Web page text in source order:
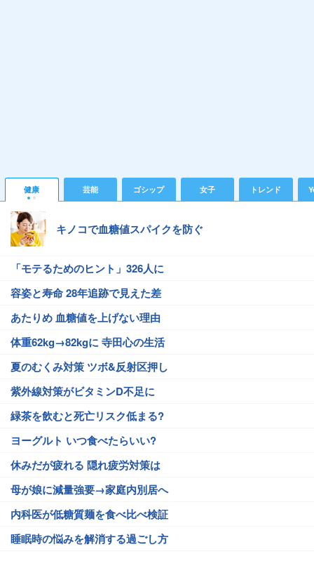
健康 芸能 ゴシップ 女子 トレンド
キノコで血糖値スパイクを防ぐ
「モテるためのヒント」326人に
容姿と寿命 28年追跡で見えた差
あたりめ 血糖値を上げない理由
体重62kg→82kgに 寺田心の生活
夏のむくみ対策 ツボ&反射区押し
紫外線対策がビタミンD不足に
緑茶を飲むと死亡リスク低まる?
ヨーグルト いつ食べたらいい?
休みだが疲れる 隠れ疲労対策は
母が娘に減量強要→家庭内別居へ
内科医が低糖質麺を食べ比べ検証
睡眠時の悩みを解消する過ごし方